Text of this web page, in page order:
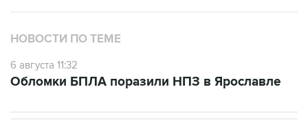
НОВОСТИ ПО ТЕМЕ
6 августа 11:32
Обломки БПЛА поразили НПЗ в Ярославле